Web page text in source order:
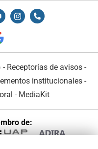
- Receptorías de avisos -
institucionales-
- MediaKit
de: